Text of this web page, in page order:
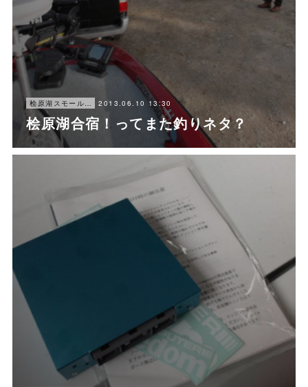
桧原湖スモールマウスバス釣り 2013.06.10 13:30
桧原湖合宿！ってまた釣りネタ？